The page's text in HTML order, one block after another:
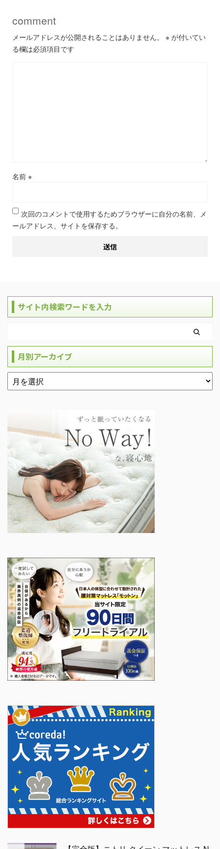
comment
メールアドレスが公開されることはありません。 ※ が付いてい
る欄は必須項目です
名前 ※
次回のコメントで使用するためブラウザーに自分の名前、メ
ールアドレス、サイトを保存する。
サイト内検索ワードを入力
月別アーカイブ